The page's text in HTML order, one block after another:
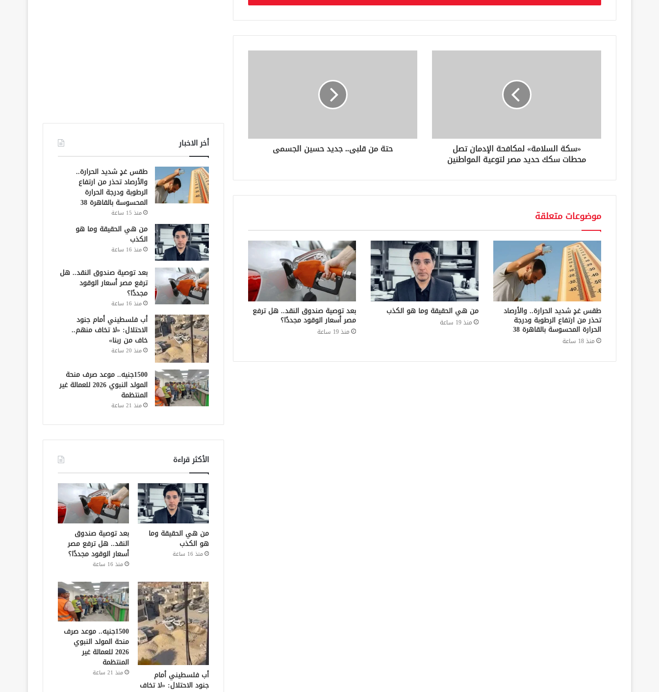
ب
ر
د
ك
ن
«سكة السلامة» لمكافحة الإدمان تصل
محطات سكك حديد مصر لتوعية المواطنين
حتة من قلبى.. جديد حسين الجسمى
موضوعات متعلقة
طقس غدٍ شديد الحرارة.. والأرصاد
تحذر من ارتفاع الرطوبة ودرجة
الحرارة المحسوسة بالقاهرة 38
منذ 18 ساعة
من هي الحقيقة وما هو الكذب
منذ 19 ساعة
بعد توصية صندوق النقد.. هل ترفع
مصر أسعار الوقود مجددًا؟
منذ 19 ساعة
أخر الاخبار
طقس غدٍ شديد الحرارة..
والأرصاد تحذر من ارتفاع
الرطوبة ودرجة الحرارة
المحسوسة بالقاهرة 38
منذ 15 ساعة
من هي الحقيقة وما هو
الكذب
منذ 16 ساعة
بعد توصية صندوق النقد.. هل
ترفع مصر أسعار الوقود
مجددًا؟
منذ 16 ساعة
أب فلسطيني أمام جنود
الاحتلال: «لا تخاف منهم..
خاف من ربنا»
منذ 20 ساعة
1500جنيه.. موعد صرف منحة
المولد النبوي 2026 للعمالة غير
المنتظمة
منذ 21 ساعة
الأكثر قراءة
من هي الحقيقة وما
هو الكذب
منذ 16 ساعة
بعد توصية صندوق
النقد.. هل ترفع مصر
أسعار الوقود مجددًا؟
منذ 16 ساعة
أب فلسطيني أمام
جنود الاحتلال: «لا تخاف
1500جنيه.. موعد صرف
منحة المولد النبوي
2026 للعمالة غير
المنتظمة
منذ 21 ساعة